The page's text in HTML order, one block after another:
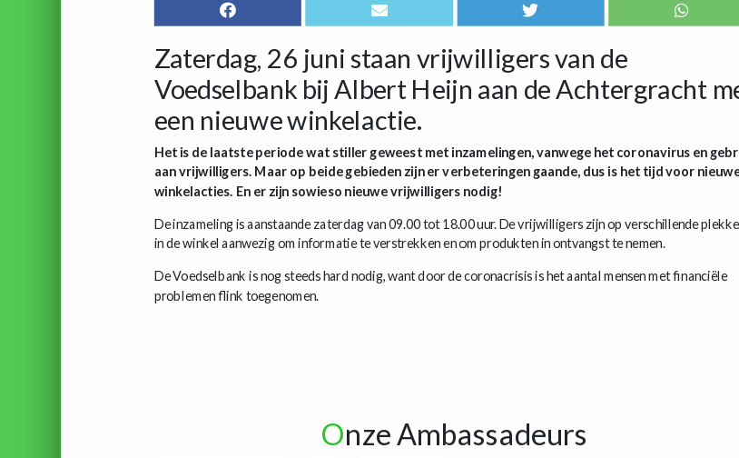
Zaterdag, 26 juni staan vrijwilligers van de
Voedselbank bij Albert Heijn aan de Achtergracht
een nieuwe winkelactie.
Het is de laatste periode wat stiller geweest met inzamelingen, vanwege het coronavirus en
aan vrijwilligers. Maar op beide gebieden zijn er verbeteringen gaande, dus is het tijd voor
winkelacties. En er zijn sowieso nieuwe vrijwilligers nodig!
De inzameling is aanstaande zaterdag van 09.00 tot 18.00 uur. De vrijwilligers zijn op verschillende
in de winkel aanwezig om informatie te verstrekken en om produkten in ontvangst te nemen.
De Voedselbank is nog steeds hard nodig, want door de coronacrisis is het aantal mensen met financiële
problemen flink toegenomen.
Onze Ambassadeurs